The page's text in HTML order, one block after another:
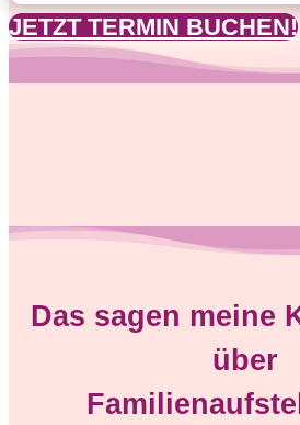
JETZT TERMIN BUCHEN!
Das sagen meine
über